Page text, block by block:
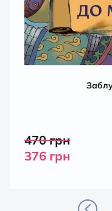
470грн
376 грн